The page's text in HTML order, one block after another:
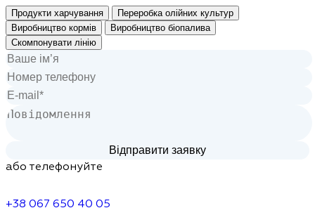
Продукти харчування
Переробка олійних культур
Виробництво кормів
Виробництво біопалива
Скомпонувати лінію
або телефонуйте
+38 067 650 40 05